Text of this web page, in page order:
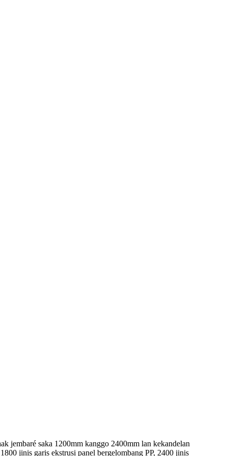
jembaré saka 1200mm kanggo 2400mm lan kekandelan
jinis garis ekstrusi panel bergelombang PP, 2400 jinis